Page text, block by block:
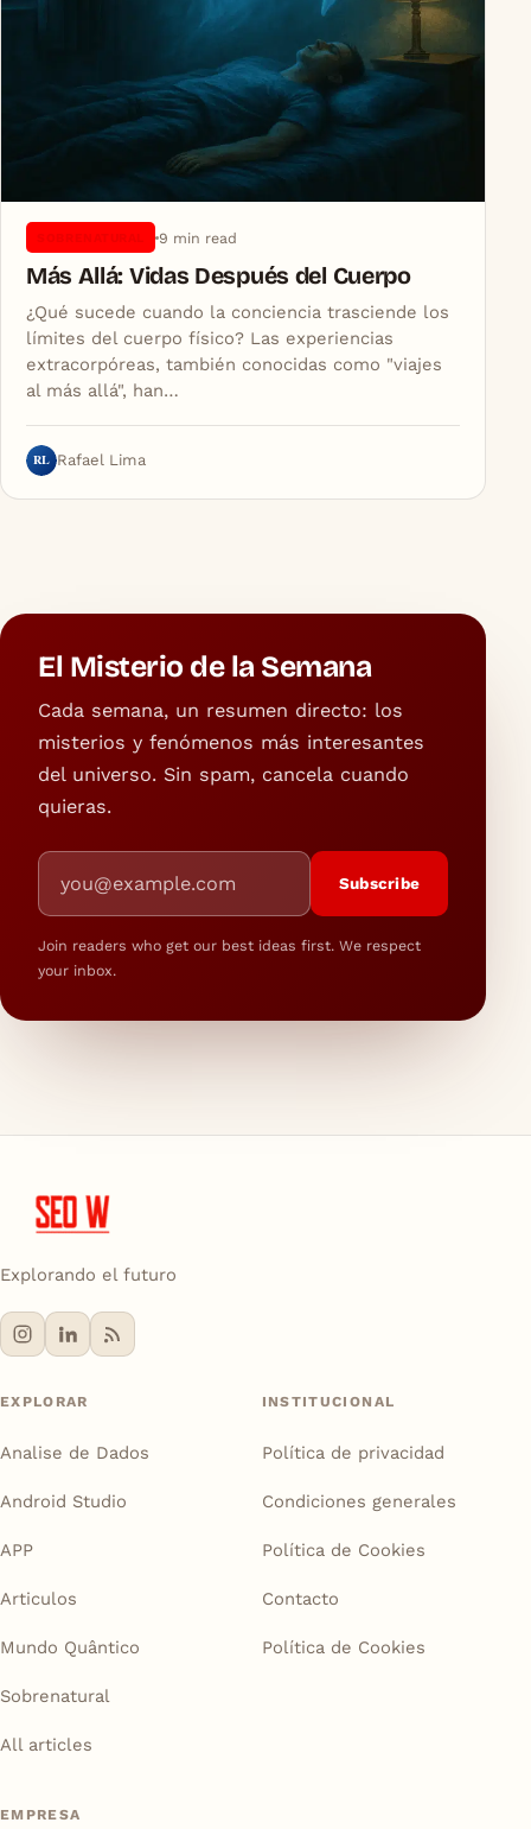
9 min read
Más Allá: Vidas Después del Cuerpo
¿Qué sucede cuando la conciencia trasciende los
límites del cuerpo físico? Las experiencias
extracorpóreas, también conocidas como "viajes
al más allá", han…
RL Rafael Lima
El Misterio de la Semana
Cada semana, un resumen directo: los
misterios y fenómenos más interesantes
del universo. Sin spam, cancela cuando
quieras.
Email address
Subscribe
Join readers who get our best ideas first. We respect
your inbox.
Explorando el futuro
EXPLORAR
Analise de Dados
Android Studio
APP
Articulos
Mundo Quântico
Sobrenatural
All articles
INSTITUCIONAL
Política de privacidad
Condiciones generales
Política de Cookies
Contacto
Política de Cookies
EMPRESA